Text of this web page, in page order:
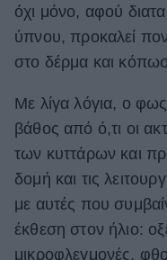
όχι μόνο, αφού
ύπνου, προκαλεί
στο δέρμα και
Με λίγα λόγια, ο
βάθος από ό,τι οι
των κυττάρων και
δομή και τις
με αυτές που
έκθεση στον ήλιο:
μικροφλεγμονές,